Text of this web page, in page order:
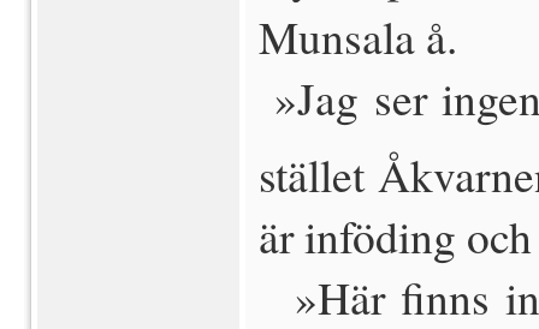
Munsala å.
 »Jag ser
stället
är inföding
 »Här finns